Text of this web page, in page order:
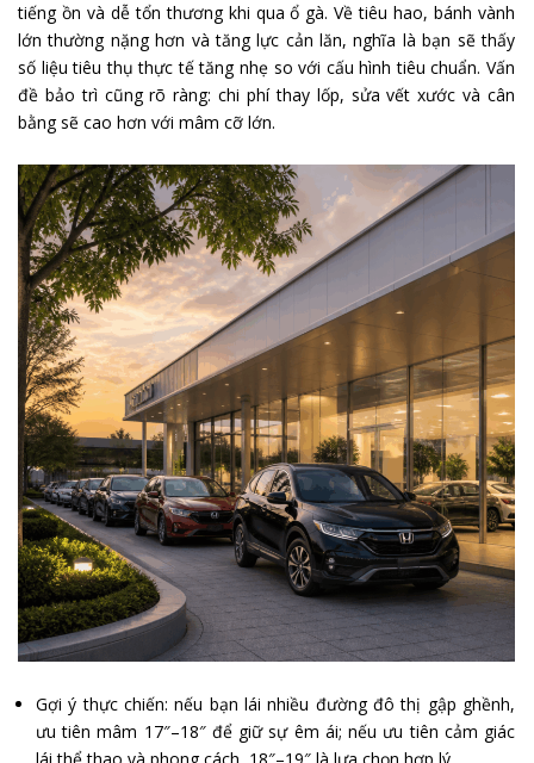
tiếng ồn và dễ tổn thương khi qua ổ gà. Về tiêu hao, bánh vành
lớn thường nặng hơn và tăng lực cản lăn, nghĩa là bạn sẽ thấy
số liệu tiêu thụ thực tế tăng nhẹ so với cấu hình tiêu chuẩn. Vấn
đề bảo trì cũng rõ ràng: chi phí thay lốp, sửa vết xước và cân
bằng sẽ cao hơn với mâm cỡ lớn.
Gợi ý thực chiến: nếu bạn lái nhiều đường đô thị gập ghềnh,
ưu tiên mâm 17″–18″ để giữ sự êm ái; nếu ưu tiên cảm giác